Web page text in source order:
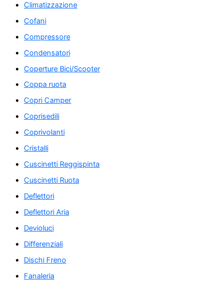
Climatizzazione
Cofani
Compressore
Condensatori
Coperture Bici/Scooter
Coppa ruota
Copri Camper
Coprisedili
Coprivolanti
Cristalli
Cuscinetti Reggispinta
Cuscinetti Ruota
Deflettori
Deflettori Aria
Devioluci
Differenziali
Dischi Freno
Fanaleria